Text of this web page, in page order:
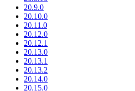
20.9.0
20.10.0
20.11.0
20.12.0
20.12.1
20.13.0
20.13.1
20.13.2
20.14.0
20.15.0